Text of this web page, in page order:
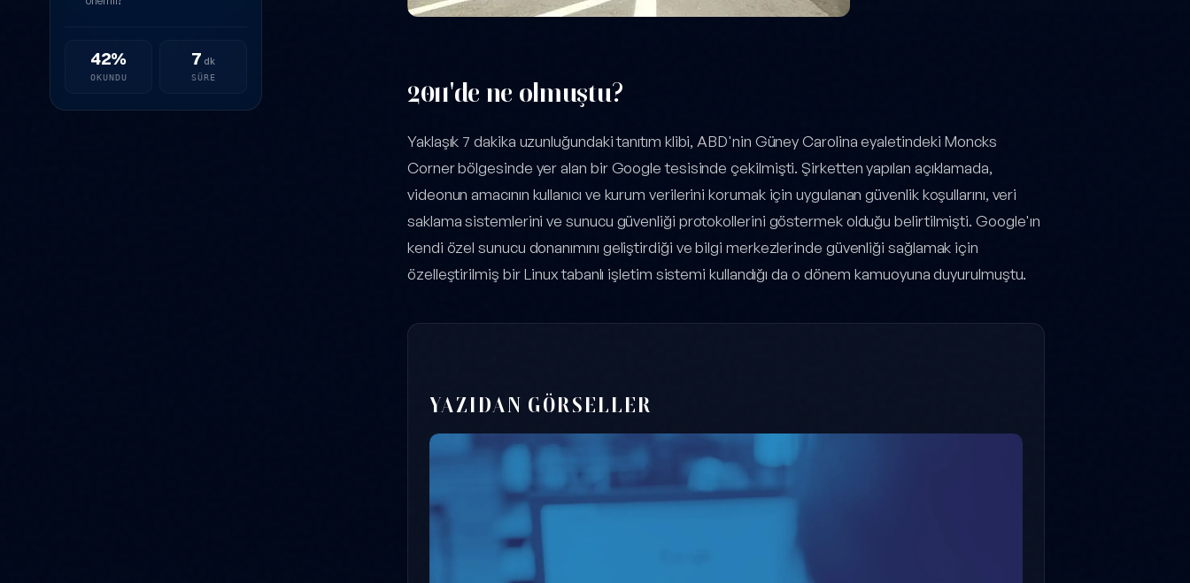
42%
OKUNDU
7 dk
SÜRE 2011'de ne olmuştu?
Yaklaşık 7 dakika uzunluğundaki tanıtım klibi, ABD'nin Güney Carolina eyaletindeki Moncks
Corner bölgesinde yer alan bir Google tesisinde çekilmişti. Şirketten yapılan açıklamada,
videonun amacının kullanıcı ve kurum verilerini korumak için uygulanan güvenlik koşullarını, veri
saklama sistemlerini ve sunucu güvenliği protokollerini göstermek olduğu belirtilmişti. Google'ın
kendi özel sunucu donanımını geliştirdiği ve bilgi merkezlerinde güvenliği sağlamak için
özelleştirilmiş bir Linux tabanlı işletim sistemi kullandığı da o dönem kamuoyuna duyurulmuştu.
YAZIDAN GÖRSELLER